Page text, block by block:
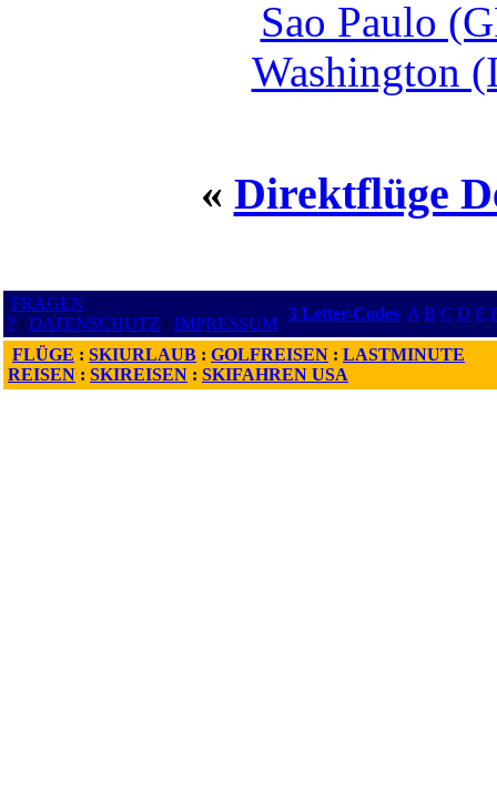
Sao Paulo
Washington
« Direktflüge
FRAGEN
? : DATENSCHUTZ : IMPRESSUM
3 Letter-Codes A B C D E
FLÜGE : SKIURLAUB : GOLFREISEN : LASTMINUTE
REISEN : SKIREISEN : SKIFAHREN USA